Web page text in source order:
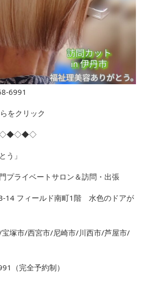
6991
をクリック
う」
プライベートサロン＆訪問・出張
14 フィールド南町1階 水色のドアが
塚市/西宮市/尼崎市/川西市/芦屋市/
（完全予約制）